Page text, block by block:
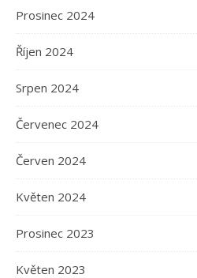
Prosinec 2024
Říjen 2024
Srpen 2024
Červenec 2024
Červen 2024
Květen 2024
Prosinec 2023
Květen 2023